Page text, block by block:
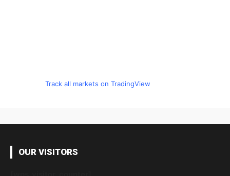
Track all markets on TradingView
OUR VISITORS